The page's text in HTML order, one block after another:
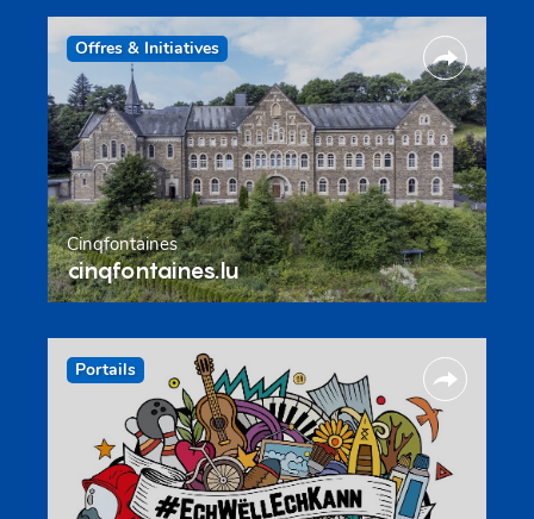
Offres & Initiatives
Cinqfontaines
cinqfontaines.lu
Portails